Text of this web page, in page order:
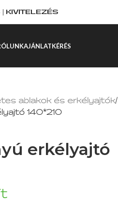
| KIVITELEZÉS
AJÁNLATKÉRÉS
ablakok és erkélyajtók/
140*210
erkélyajtó